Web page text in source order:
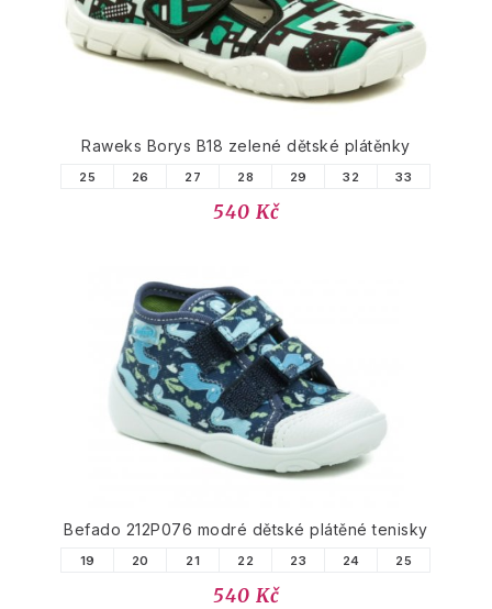
Raweks Borys B18 zelené dětské plátěnky
25 26 27 28 29 32 33
540 Kč
Befado 212P076 modré dětské plátěné tenisky
19 20 21 22 23 24 25
540 Kč